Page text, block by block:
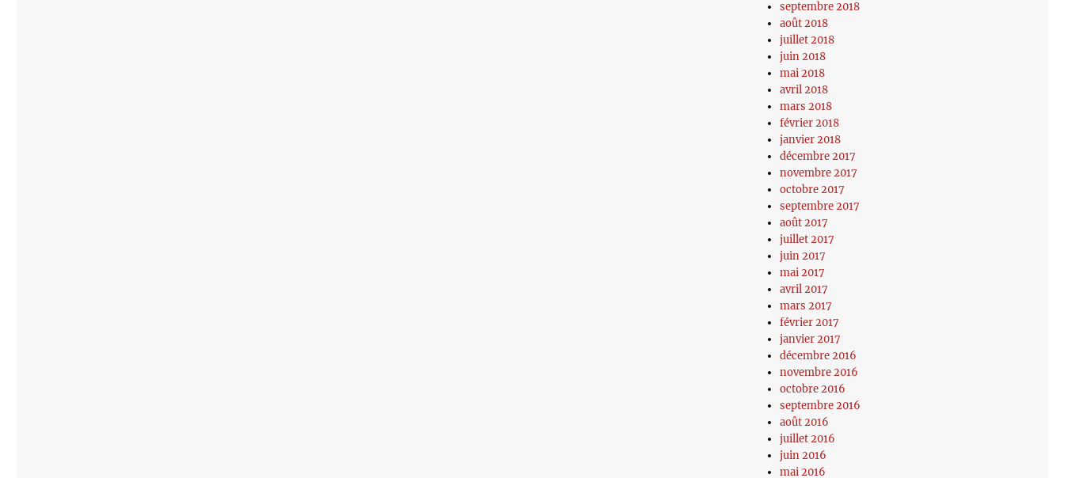
septembre 2018
août 2018
juillet 2018
juin 2018
mai 2018
avril 2018
mars 2018
février 2018
janvier 2018
décembre 2017
novembre 2017
octobre 2017
septembre 2017
août 2017
juillet 2017
juin 2017
mai 2017
avril 2017
mars 2017
février 2017
janvier 2017
décembre 2016
novembre 2016
octobre 2016
septembre 2016
août 2016
juillet 2016
juin 2016
mai 2016